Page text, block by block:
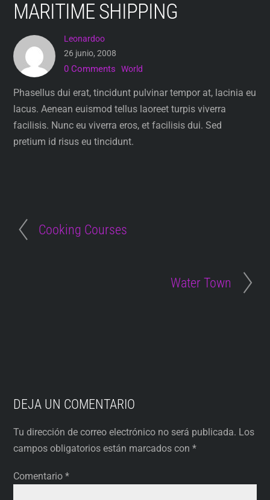
Skip
content
MARITIME SHIPPING
Leonardoo
26 junio, 2008
0 Comments World
Phasellus dui erat, tincidunt pulvinar tempor at, lacinia eu
lacus. Aenean euismod tellus laoreet turpis viverra
facilisis. Nunc eu viverra eros, et facilisis dui. Sed
pretium id risus eu tincidunt.
Cooking Courses
Water Town
DEJA UN COMENTARIO
Tu dirección de correo electrónico no será publicada. Los
campos obligatorios están marcados con*
Comentario*